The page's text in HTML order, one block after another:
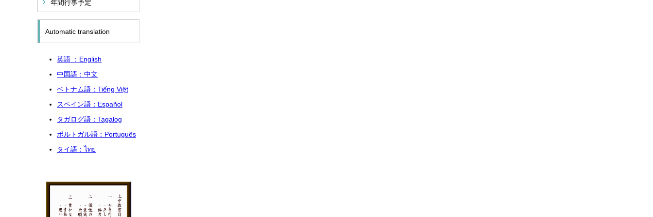
年間行事予定
Automatic translation
英語 ：English
中国語：中文
ベトナム語： Tiếng Việt
スペイン語：Español
タガログ語：Tagalog
ポルトガル語： Português
タイ語：ไทย